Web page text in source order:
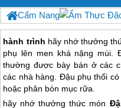
Cẩm Nang Ẩm Thực
hành trình hãy nhớ thưởng
phụ lên men khá nặng mùi.
thường được bày bán ở các
các nhà hàng. Đậu phụ thối
hoặc phân bón mục rữa.
hãy nhớ thưởng thức món